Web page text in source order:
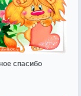
спасибо